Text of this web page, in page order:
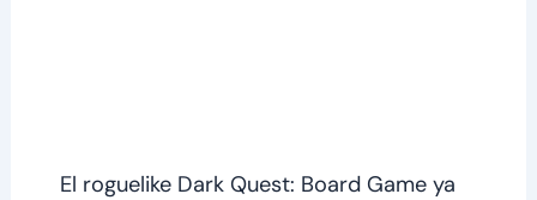
El roguelike Dark Quest: Board Game ya